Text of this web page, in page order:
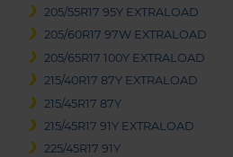
205/55R17 95Y EXTRALOAD
205/60R17 97W EXTRALOAD
205/65R17 100Y EXTRALOAD
215/40R17 87Y EXTRALOAD
215/45R17 87Y
215/45R17 91Y EXTRALOAD
225/45R17 91Y